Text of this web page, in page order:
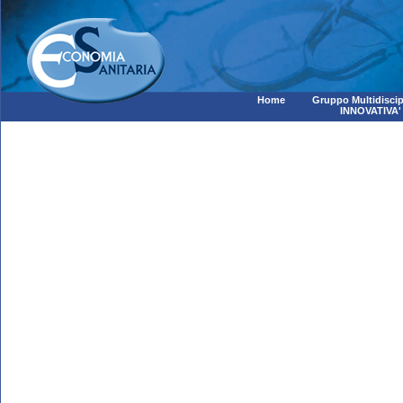
Home
Gruppo
INNOVATIVA'